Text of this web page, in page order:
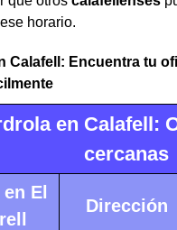
horario.
Calafell: Encuentra tu
en Calafell:
cercanas
El
Dirección